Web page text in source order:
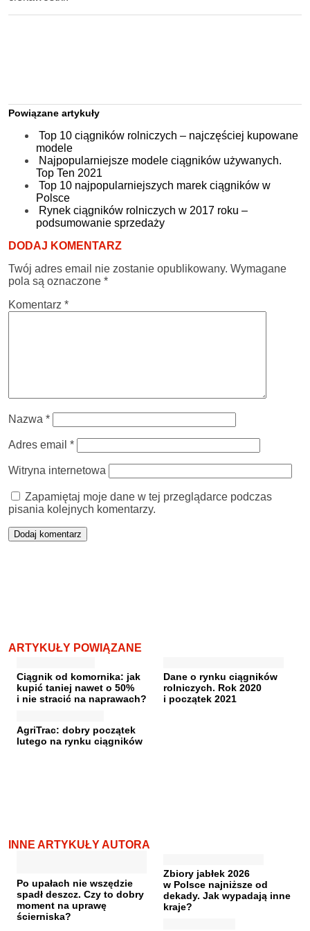
Powiązane artykuły
Top 10 ciągników rolniczych – najczęściej kupowane
modele
Najpopularniejsze modele ciągników używanych.
Top Ten 2021
Top 10 najpopularniejszych marek ciągników w
Polsce
Rynek ciągników rolniczych w 2017 roku –
podsumowanie sprzedaży
DODAJ KOMENTARZ
Twój adres email nie zostanie opublikowany. Wymagane
pola są oznaczone *
Komentarz *
Nazwa *
Adres email *
Witryna internetowa
Zapamiętaj moje dane w tej przeglądarce podczas
pisania kolejnych komentarzy.
ARTYKUŁY POWIĄZANE
Ciągnik od komornika: jak
kupić taniej nawet o 50%
i nie stracić na naprawach?
Dane o rynku ciągników
rolniczych. Rok 2020
i początek 2021
AgriTrac: dobry początek
lutego na rynku ciągników
INNE ARTYKUŁY AUTORA
Po upałach nie wszędzie
spadł deszcz. Czy to dobry
moment na uprawę
ścierniska?
Zbiory jabłek 2026
w Polsce najniższe od
dekady. Jak wypadają inne
kraje?